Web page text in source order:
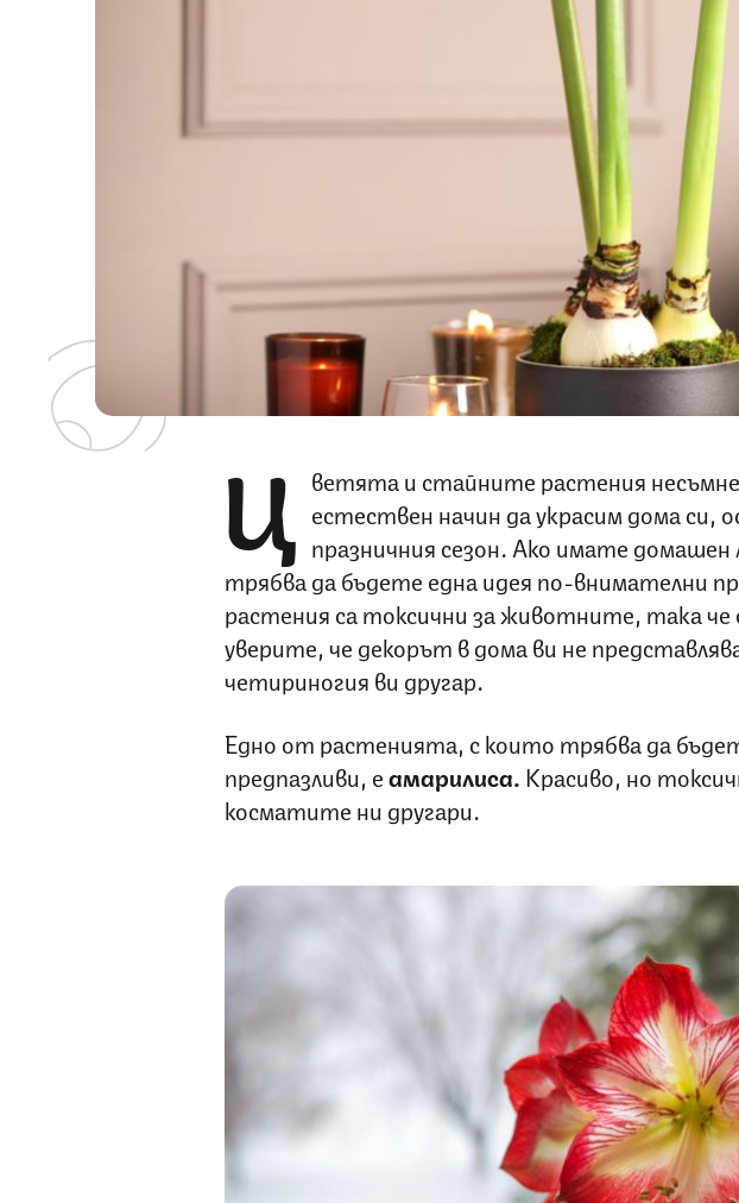
Ц ветята и стайните растения
естествен начин да украсим дома си,
празничния сезон. Ако имате домашен
трябва да бъдете една идея по-внимателни
растения са токсични за животните, така че
уверите, че декорът в дома ви не
четириногия ви другар.
Едно от растенията, с които трябва да
предпазливи, еамарилиса. Красиво, но
косматите ни другари.